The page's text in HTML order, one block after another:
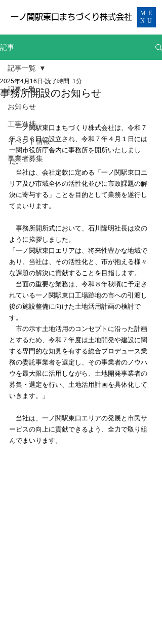
​一ノ関駅東口まちづくり株式会社
ME
NU
記事
記事一覧
お知らせ
工事進捗
イベント情報
事業者募集
記事一覧
事務所開設のお知らせ
2025年4月16日 読了時間: 1分
一ノ関駅東口まちづくり株式会社は、令和７
年３月６日に設立され、令和７年４月１日には
一関市役所庁舎内に事務所を開所いたしまし
た。
当社は、会社定款に定める「一ノ関駅東口エ
リア及び市域全体の活性化並びに市政課題の解
決に寄与する」ことを目的として業務を遂行し
てまいります。
事務所開所式において、石川隆明社長は次の
ように挨拶しました。
「一ノ関駅東口エリアは、将来性豊かな地域で
あり、当社は、その活性化と、市が抱える様々
な課題の解決に貢献することを目指します。
当面の重要な業務は、令和８年秋頃に予定さ
れている一ノ関駅東口工場跡地の市への引渡し
後の施設整備に向けた土地活用計画の検討で
す。
市の示す土地活用のコンセプトに沿った計画
とするため、令和７年度は土地開発や建設に関
する専門的な知見を有する総合プロデュース業
務の委託事業者を選定し、その事業者のノウハ
ウを最大限に活用しながら、土地開発事業者の
募集・選定を行い、土地活用計画を具体化して
いきます。」
当社は、一ノ関駅東口エリアの発展と市民サ
ービスの向上に貢献できるよう、全力で取り組
んでまいります。